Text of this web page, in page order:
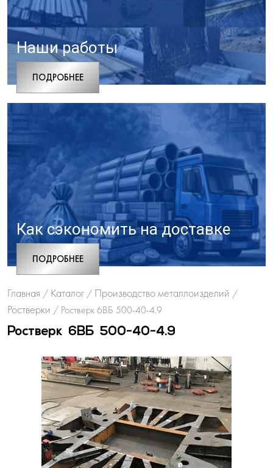
Наши работы
ПОДРОБНЕЕ
Как сэкономить на доставке
ПОДРОБНЕЕ
Главная / Каталог / Производство металлоизделий /
Ростверки / Ростверк 6ВБ 500-40-4.9
Ростверк 6ВБ 500-40-4.9